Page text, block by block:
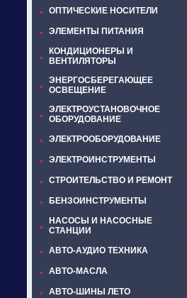
ОПТИЧЕСКИЕ НОСИТЕЛИ
ЭЛЕМЕНТЫ ПИТАНИЯ
КОНДИЦИОНЕРЫ И
ВЕНТИЛЯТОРЫ
ЭНЕРГОСБЕРЕГАЮЩЕЕ
ОСВЕЩЕНИЕ
ЭЛЕКТРОУСТАНОВОЧНОЕ
ОБОРУДОВАНИЕ
ЭЛЕКТРООБОРУДОВАНИЕ
ЭЛЕКТРОИНСТРУМЕНТЫ
СТРОИТЕЛЬСТВО И РЕМОНТ
БЕНЗОИНСТРУМЕНТЫ
НАСОСЫ И НАСОСНЫЕ
СТАНЦИИ
АВТО-АУДИО ТЕХНИКА
АВТО-МАСЛА
АВТО-ШИНЫ ЛЕТО